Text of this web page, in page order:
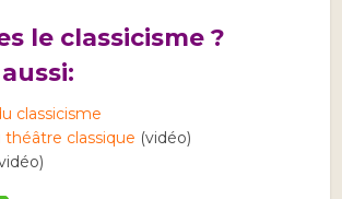
le classicisme ?
classicisme
théâtre classique (vidéo)